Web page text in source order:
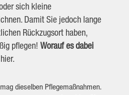
sich kleine
Damit Sie jedoch lange
Rückzugsort haben,
pflegen! Worauf es dabei
dieselben Pflegemaßnahmen.